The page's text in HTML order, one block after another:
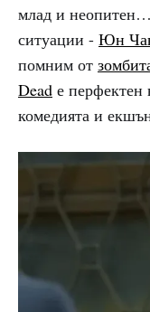
млад и
ситуации - Юн
помним от
Dead е перфектен
комедията и